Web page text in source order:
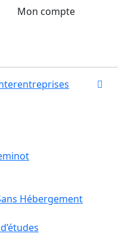
Mon compte
Hébergement